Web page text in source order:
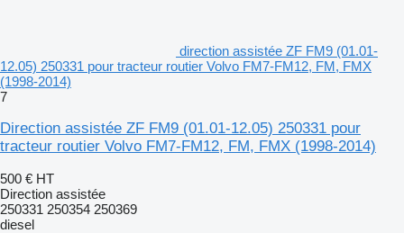
direction assistée ZF FM9 (01.01-
12.05) 250331 pour tracteur routier Volvo FM7-FM12, FM, FMX
(1998-2014)
7
Direction assistée ZF FM9 (01.01-12.05) 250331 pour
tracteur routier Volvo FM7-FM12, FM, FMX (1998-2014)
500 € HT
Direction assistée
250331 250354 250369
diesel